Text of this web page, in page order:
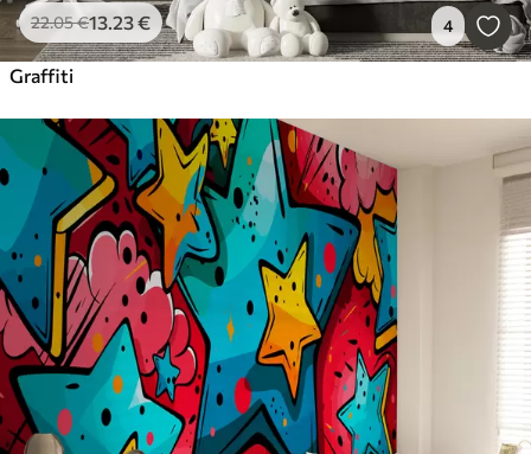
22.05€13.23€ 4
Graffiti